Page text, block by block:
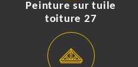
Peinture sur tuile
toiture 27